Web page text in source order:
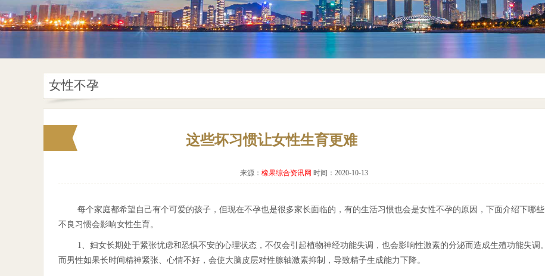
女性不孕
这些坏习惯让女性生育更难
来源： 橡果综合资讯网 时间：2020-10-13
每个家庭都希望自己有个可爱的孩子，但现在不孕也是很多家长面临的，有的生活习惯也会是女性不孕的原因，下面介绍下哪些
不良习惯会影响女性生育。
1、妇女长期处于紧张忧虑和恐惧不安的心理状态，不仅会引起植物神经功能失调，也会影响性激素的分泌而造成生殖功能失调。
而男性如果长时间精神紧张、心情不好，会使大脑皮层对性腺轴激素抑制，导致精子生成能力下降。